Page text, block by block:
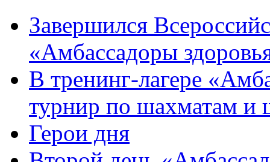
Завершился
«Амбассадоры
В тренинг-лагере
турнир по шахматам и
Герои дня